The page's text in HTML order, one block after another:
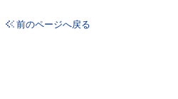
前のページへ戻る